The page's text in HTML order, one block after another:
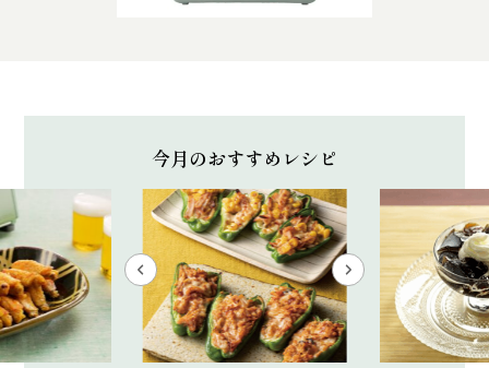
今月のおすすめレシピ